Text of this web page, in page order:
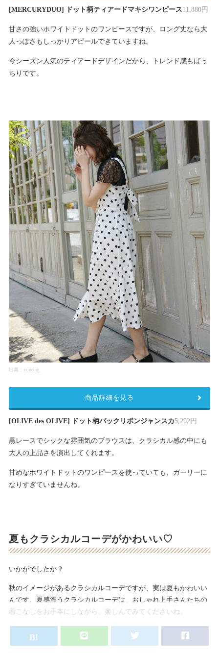
[MERCURYDUO] ドット柄ティアードマキシワンピース11,880円
甘さの強いホワイトドットのワンピースですが、ロング丈なら大
人っぽさもしっかりアピールできていますね。
今シーズン人気のティアードデザインだから、トレンド感もばっ
ちりです。
出典： zozo.jp
[OLIVE des OLIVE] ドット柄バックリボンジャンスカ5,292円
黒レースでシックな雰囲気のブラウスは、クラシカル感の中にも
大人の上品さを演出してくれます。
甘めなホワイトドットのワンピースを使っていても、ガーリーに
なりすぎていませんね。
商品詳細を見る
夏もクラシカルコーデがかわいい♡
いかがでしたか？
秋のイメージがあるクラシカルコーデですが、実は夏もかわいい
んです。夏感漂うクラシカルコーデは、おしゃれ上手さんたちの
着こなしをお手本にしながら、楽しんでみてくださいね。